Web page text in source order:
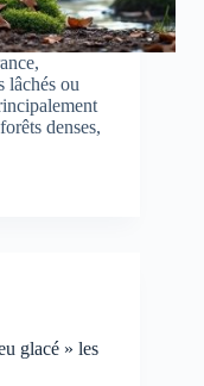
lâchés ou
denses,
glacé » les